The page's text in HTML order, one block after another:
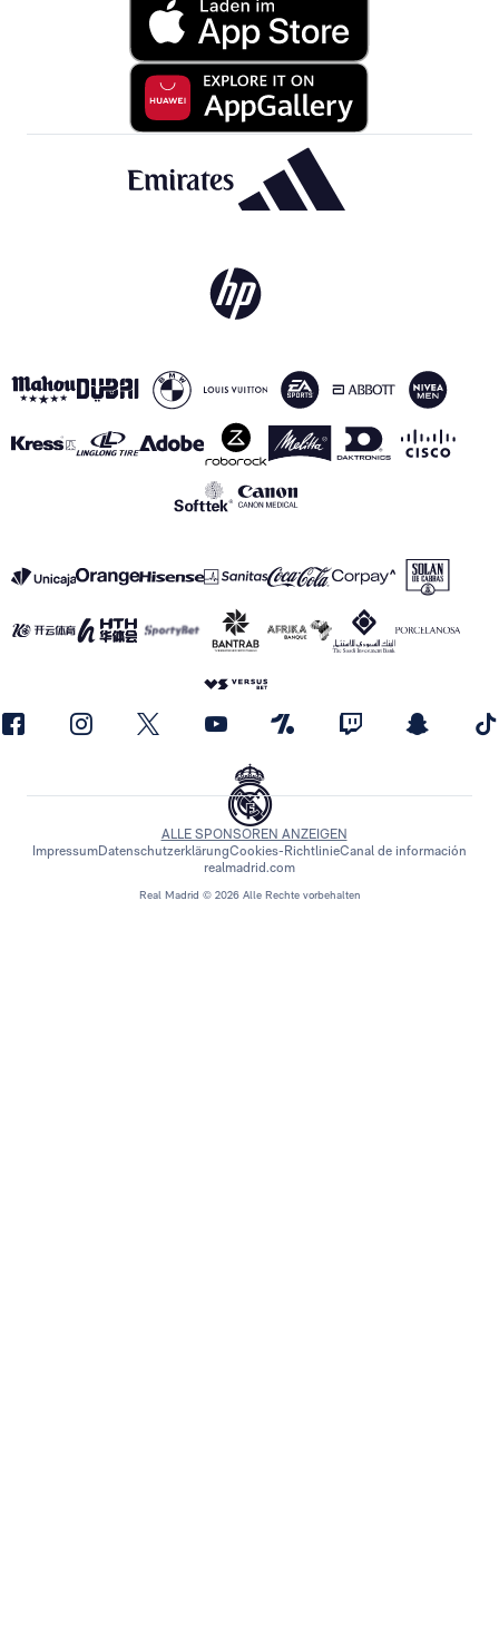
Real Madrid © 2026 Alle Rechte vorbehalten
ALLE SPONSOREN ANZEIGEN
ImpressumDatenschutzerklärungCookies-RichtlinieCanal de información
realmadrid.com